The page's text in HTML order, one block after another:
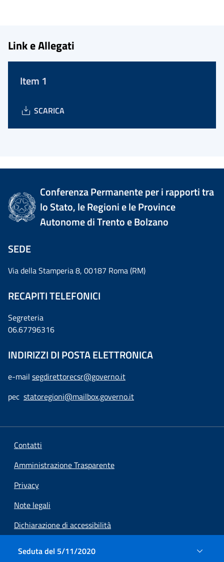
Seduta del 5/11/2020
Link e Allegati
Item 1
SCARICA
Conferenza Permanente per i rapporti tra
lo Stato, le Regioni e le Province
Autonome di Trento e Bolzano
SEDE
Via della Stamperia 8, 00187 Roma (RM)
RECAPITI TELEFONICI
Segreteria
06.67796316
INDIRIZZI DI POSTA ELETTRONICA
e-mail segdirettorecsr@governo.it
pec statoregioni@mailbox.governo.it
Contatti
Amministrazione Trasparente
Privacy
Note legali
Dichiarazione di accessibilità
Preferenze cookie